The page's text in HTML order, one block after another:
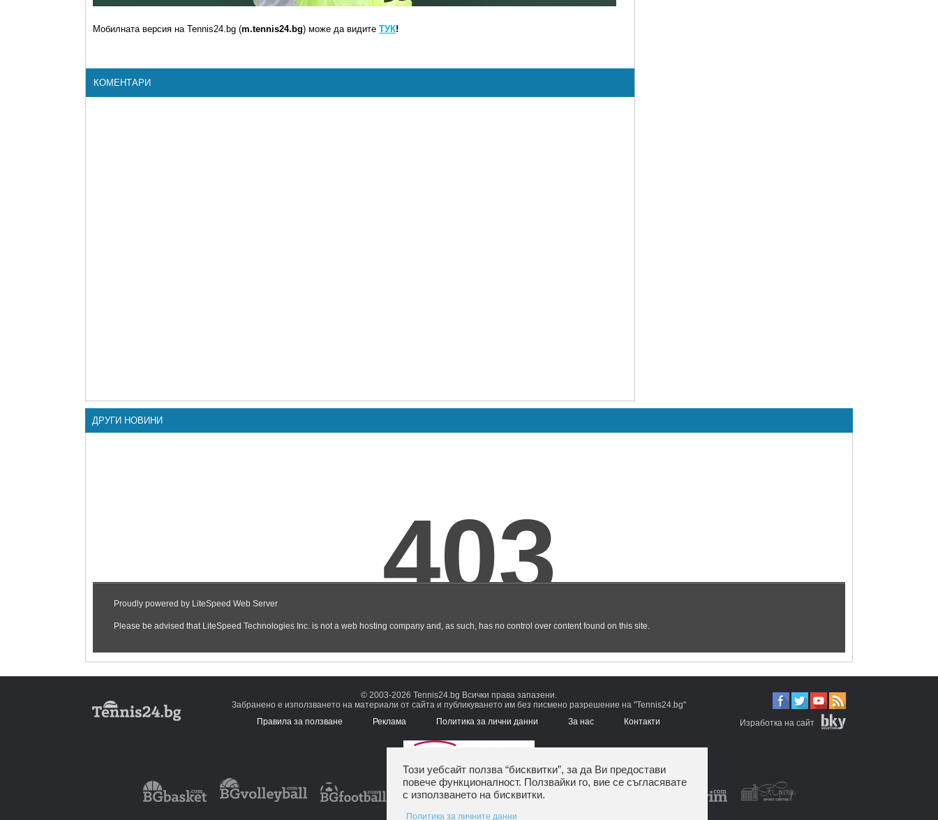
Мобилната версия на Tennis24.bg (m.tennis24.bg) може да видите ТУК!
КОМЕНТАРИ
ДРУГИ НОВИНИ
© 2003-2026 Tennis24.bg Всички права запазени.
Забранено е използването на материали от сайта и публикуването им без писмено разрешение на "Tennis24.bg"
Правила за ползване
Реклама Политика за лични данни За нас Контакти Изработка на сайт
Този уебсайт ползва “бисквитки”, за да Ви предостави
повече функционалност. Ползвайки го, вие се съгласявате
с използването на бисквитки.
Политика за личните данни